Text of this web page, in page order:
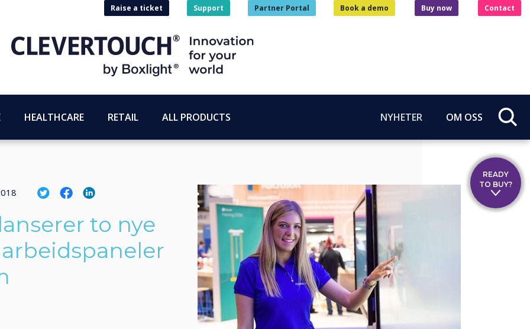
Raise a ticket Support Partner Portal Book a demo Buy now Contact
HEALTHCARE RETAIL ALL PRODUCTS NYHETER OM OSS
to nye
READY
TO BUY?